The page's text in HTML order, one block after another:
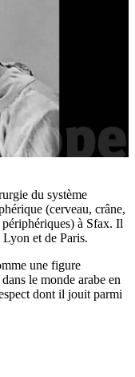
du système
(cerveau, crâne,
à Sfax. Il
et de Paris.
une figure
le monde arabe en
dont il jouit parmi